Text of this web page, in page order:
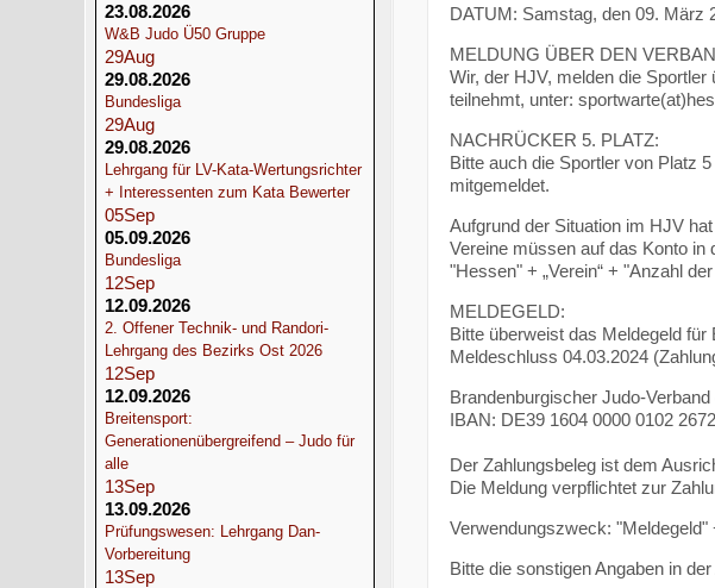
23.08.2026
W&B Judo Ü50 Gruppe
29Aug
29.08.2026
Bundesliga
29Aug
29.08.2026
Lehrgang für LV-Kata-Wertungsrichter
+ Interessenten zum Kata Bewerter
05Sep
05.09.2026
Bundesliga
12Sep
12.09.2026
2. Offener Technik- und Randori-
Lehrgang des Bezirks Ost 2026
12Sep
12.09.2026
Breitensport:
Generationenübergreifend – Judo für
alle
13Sep
13.09.2026
Prüfungswesen: Lehrgang Dan-
Vorbereitung
13Sep
DATUM: Samstag, den 09. März
MELDUNG ÜBER DEN
Wir, der HJV, melden die
teilnehmt, unter:
NACHRÜCKER 5. PLATZ:
Bitte auch die Sportler von Platz
mitgemeldet.
Aufgrund der Situation im HJV
Vereine müssen auf das Konto in
"Hessen" + „Verein“ + "Anzahl
MELDEGELD:
Bitte überweist das Meldegeld
Meldeschluss 04.03.2024
Brandenburgischer Judo-Verband
IBAN: DE39 1604 0000 0102
Der Zahlungsbeleg ist dem
Die Meldung verpflichtet zur
Verwendungszweck: "Meldegeld"
Bitte die sonstigen Angaben in